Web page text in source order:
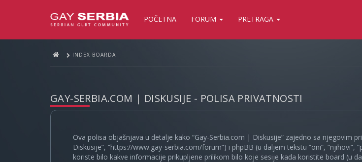
POČETNA FORUM PRETRAGA
INDEX BOARDA
GAY-SERBIA.COM | DISKUSIJE - POLISA PRIVATNOSTI
Ova polisa objašnjava u detalje kako “Gay-Serbia.com | Diskusije” zajedno sa njegovim
Diskusije”, “https://www.gay-serbia.com/forum”) i phpBB (u daljem tekstu “oni”, “njihovi”,
koriste bilo kakve informacije prikupljene prilikom bilo koje sesije kada koristite board (u